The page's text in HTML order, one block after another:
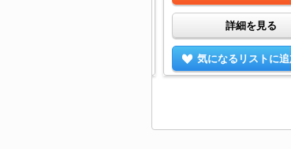
詳細を見る
気になるリストに